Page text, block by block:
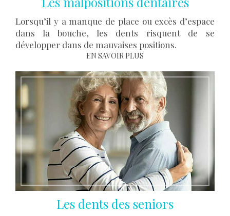
Lorsqu’il y a manque de place ou excès d’espace
dans la bouche, les dents risquent de se
développer dans de mauvaises positions.
EN SAVOIR PLUS
Les dents des seniors